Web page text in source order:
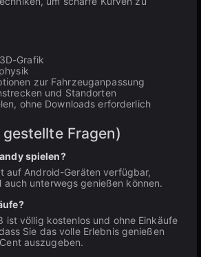
Grafik
zur Fahrzeuganpassung
und Standorten
ohne Downloads erforderlich
gestellte Fragen)
spielen?
auf Android-Geräten verfügbar,
auch unterwegs genießen können.
ist völlig kostenlos und ohne Einkäufe
Sie das volle Erlebnis genießen
auszugeben.